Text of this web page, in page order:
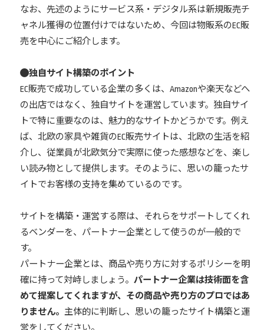
なお、先述のようにサービス系・デジタル系は新規販売チ
ャネル獲得の位置付けではないため、今回は物販系のEC販
売を中心にご紹介します。
独自サイト構築のポイント
EC販売で成功している企業の多くは、Amazonや楽天などへ
の出店ではなく、独自サイトを運営しています。独自サイ
トで特に重要なのは、魅力的なサイトかどうかです。例え
ば、北欧の家具や雑貨のEC販売サイトは、北欧の生活を紹
介し、従業員が北欧気分で実際に使った感想などを、楽し
い読み物として提供します。そのように、思いの籠ったサ
イトでお客様の支持を集めているのです。
サイトを構築・運営する際は、それらをサポートしてくれ
るベンダーを、パートナー企業として使うのが一般的で
す。
パートナー企業とは、商品や売り方に対するポリシーを明
確に持って対峙しましょう。 パートナー企業は技術面を含
めて提案してくれますが、その商品や売り方のプロではあ
りません。 主体的に判断し、思いの籠ったサイト構築と運